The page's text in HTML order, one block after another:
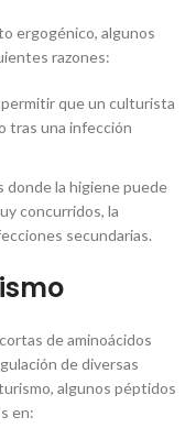
ergogénico, algunos
razones:
que un culturista
tras una infección
donde la higiene puede
concurridos, la
secundarias.
de aminoácidos
de diversas
algunos péptidos
en: